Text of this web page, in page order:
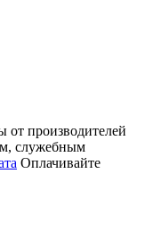
от производителей
служебным
Оплачивайте